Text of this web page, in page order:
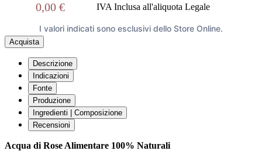
0,00 € IVA Inclusa all'aliquota Legale
I valori indicati sono esclusivi dello Store Online.
Acquista
Descrizione
Indicazioni
Fonte
Produzione
Ingredienti | Composizione
Recensioni
Acqua di Rose Alimentare 100% Naturali